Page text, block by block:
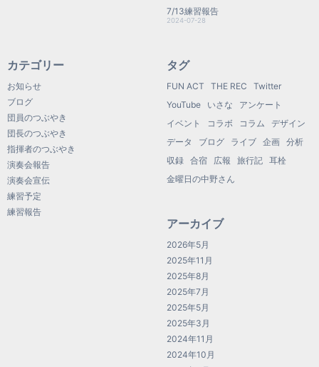
7/13練習報告
2024-07-28
カテゴリー
お知らせ
ブログ
団員のつぶやき
団長のつぶやき
指揮者のつぶやき
演奏会報告
演奏会宣伝
練習予定
練習報告
タグ
FUN ACT THE REC
Twitter
YouTube
いさな
アンケート
イベント
コラボ コラム
デザイン
データ
ブログ ライブ 企画
分析
収録
合宿 広報 旅行記
耳栓
金曜日の中野さん
アーカイブ
2026年5月
2025年11月
2025年8月
2025年7月
2025年5月
2025年3月
2024年11月
2024年10月